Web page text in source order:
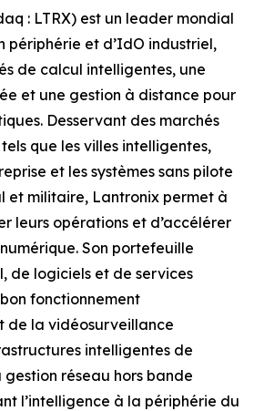
: LTRX) est un leader mondial
périphérie et d’IdO industriel,
de calcul intelligentes, une
et une gestion à distance pour
Desservant des marchés
que les villes intelligentes,
et les systèmes sans pilote
et militaire, Lantronix permet à
leurs opérations et d’accélérer
Son portefeuille
de logiciels et de services
fonctionnement
de la vidéosurveillance
intelligentes de
réseau hors bande
l’intelligence à la périphérie du